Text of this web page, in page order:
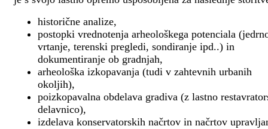
historične analize,
postopki vrednotenja arheološkega potenciala
vrtanje, terenski pregledi, sondiranje ipd..) in
dokumentiranje ob gradnjah,
arheološka izkopavanja (tudi v zahtevnih urbanih
okoljih),
poizkopavalna obdelava gradiva (z lastno
delavnico),
izdelava konservatorskih načrtov in načrtov